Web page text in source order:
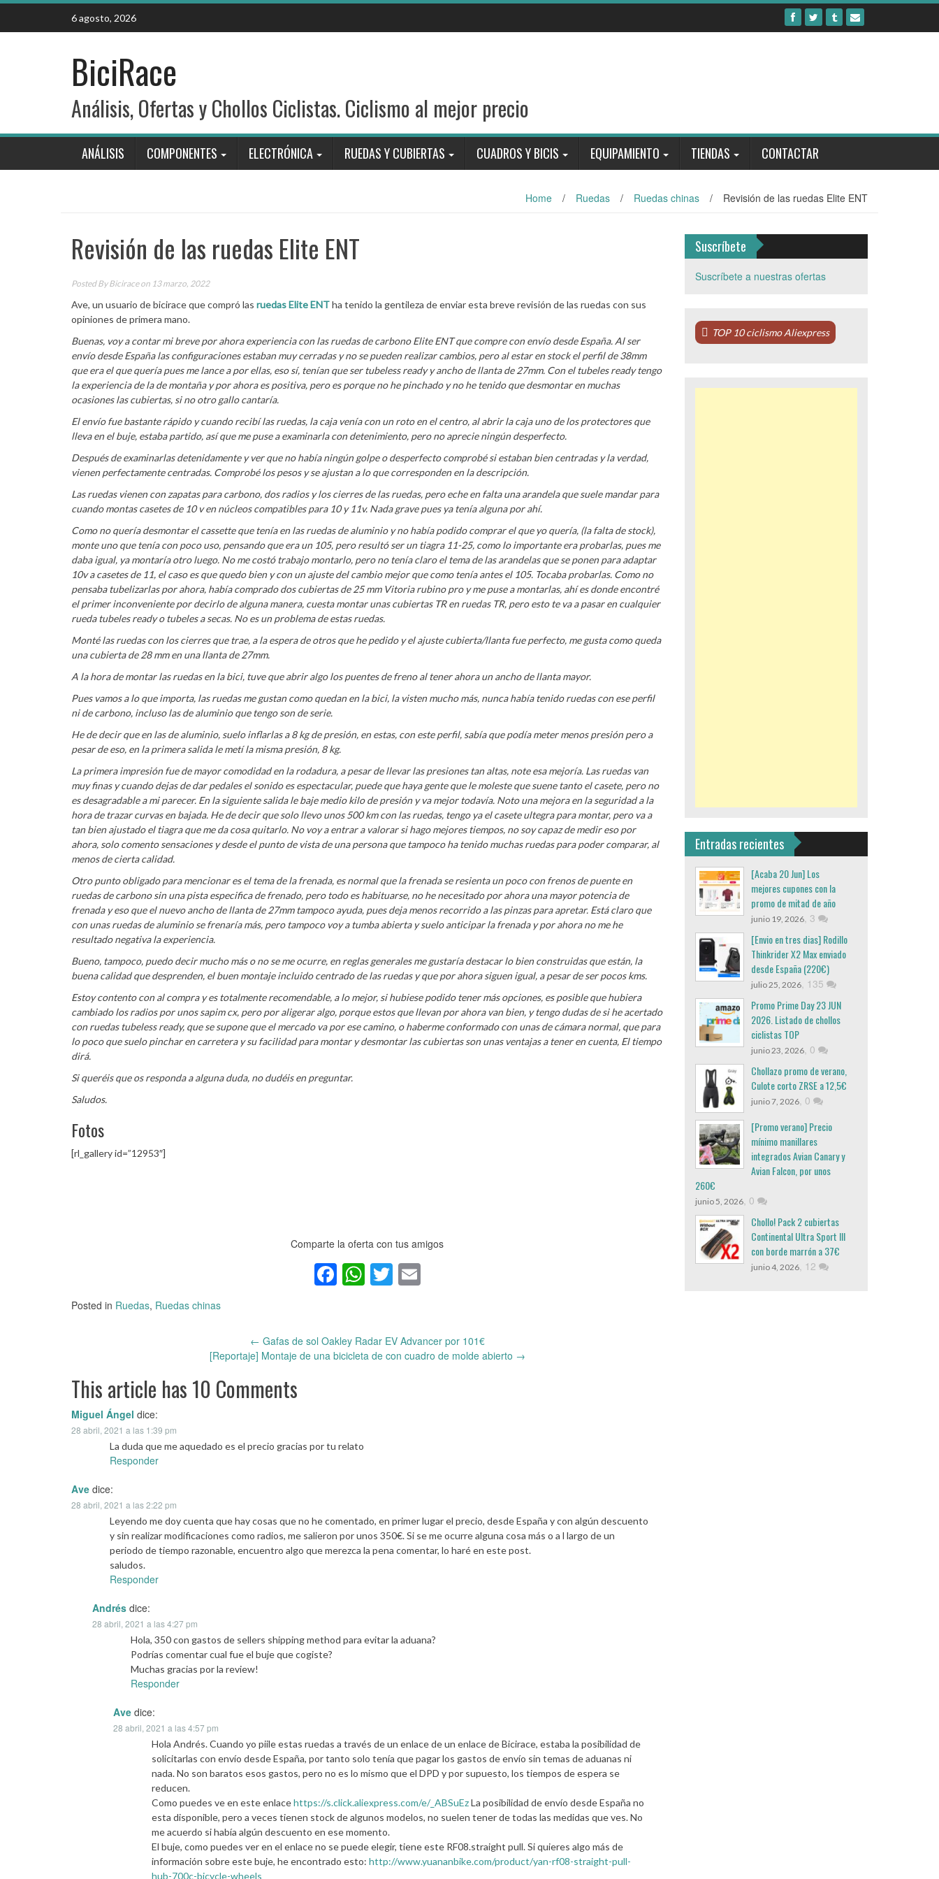
Skip
content
6 agosto, 2026
BiciRace
Análisis, Ofertas y Chollos Ciclistas. Ciclismo al mejor precio
ANÁLISIS COMPONENTES ELECTRÓNICA RUEDAS Y CUBIERTAS CUADROS Y BICIS EQUIPAMIENTO TIENDAS CONTACTAR
Home / Ruedas / Ruedas chinas / Revisión de las ruedas Elite ENT
Revisión de las ruedas Elite ENT
Posted ByBiciraceon 13 marzo, 2022
Ave, un usuario de bicirace que compró las ruedas Elite ENTha tenido la gentileza de enviar esta breve revisión de las ruedas con sus
opiniones de primera mano.
Buenas, voy a contar mi breve por ahora experiencia con las ruedas de carbono Elite ENT que compre con envío desde España. Al ser
envío desde España las configuraciones estaban muy cerradas y no se pueden realizar cambios, pero al estar en stock el perfil de 38mm
que era el que quería pues me lance a por ellas, eso sí, tenían que ser tubeless ready y ancho de llanta de 27mm. Con el tubeles ready tengo
la experiencia de la de montaña y por ahora es positiva, pero es porque no he pinchado y no he tenido que desmontar en muchas
ocasiones las cubiertas, si no otro gallo cantaría.
El envío fue bastante rápido y cuando recibí las ruedas, la caja venía con un roto en el centro, al abrir la caja uno de los protectores que
lleva en el buje, estaba partido, así que me puse a examinarla con detenimiento, pero no aprecie ningún desperfecto.
Después de examinarlas detenidamente y ver que no había ningún golpe o desperfecto comprobé si estaban bien centradas y la verdad,
vienen perfectamente centradas. Comprobé los pesos y se ajustan a lo que corresponden en la descripción.
Las ruedas vienen con zapatas para carbono, dos radios y los cierres de las ruedas, pero eche en falta una arandela que suele mandar para
cuando montas casetes de 10 v en núcleos compatibles para 10 y 11v. Nada grave pues ya tenía alguna por ahí.
Como no quería desmontar el cassette que tenía en las ruedas de aluminio y no había podido comprar el que yo quería, (la falta de stock),
monte uno que tenía con poco uso, pensando que era un 105, pero resultó ser un tiagra 11-25, como lo importante era probarlas, pues me
daba igual, ya montaría otro luego. No me costó trabajo montarlo, pero no tenía claro el tema de las arandelas que se ponen para adaptar
10v a casetes de 11, el caso es que quedo bien y con un ajuste del cambio mejor que como tenía antes el 105. Tocaba probarlas. Como no
pensaba tubelizarlas por ahora, había comprado dos cubiertas de 25 mm Vitoria rubino pro y me puse a montarlas, ahí es donde encontré
el primer inconveniente por decirlo de alguna manera, cuesta montar unas cubiertas TR en ruedas TR, pero esto te va a pasar en cualquier
rueda tubeles ready o tubeles a secas. No es un problema de estas ruedas.
Monté las ruedas con los cierres que trae, a la espera de otros que he pedido y el ajuste cubierta/llanta fue perfecto, me gusta como queda
una cubierta de 28 mm en una llanta de 27mm.
A la hora de montar las ruedas en la bici, tuve que abrir algo los puentes de freno al tener ahora un ancho de llanta mayor.
Pues vamos a lo que importa, las ruedas me gustan como quedan en la bici, la visten mucho más, nunca había tenido ruedas con ese perfil
ni de carbono, incluso las de aluminio que tengo son de serie.
He de decir que en las de aluminio, suelo inflarlas a 8 kg de presión, en estas, con este perfil, sabía que podía meter menos presión pero a
pesar de eso, en la primera salida le metí la misma presión, 8 kg.
La primera impresión fue de mayor comodidad en la rodadura, a pesar de llevar las presiones tan altas, note esa mejoría. Las ruedas van
muy finas y cuando dejas de dar pedales el sonido es espectacular, puede que haya gente que le moleste que suene tanto el casete, pero no
es desagradable a mi parecer. En la siguiente salida le baje medio kilo de presión y va mejor todavía. Noto una mejora en la seguridad a la
hora de trazar curvas en bajada. He de decir que solo llevo unos 500 km con las ruedas, tengo ya el casete ultegra para montar, pero va a
tan bien ajustado el tiagra que me da cosa quitarlo. No voy a entrar a valorar si hago mejores tiempos, no soy capaz de medir eso por
ahora, solo comento sensaciones y desde el punto de vista de una persona que tampoco ha tenido muchas ruedas para poder comparar, al
menos de cierta calidad.
Otro punto obligado para mencionar es el tema de la frenada, es normal que la frenada se resienta un poco con frenos de puente en
ruedas de carbono sin una pista especifica de frenado, pero todo es habituarse, no he necesitado por ahora una mayor potencia de
frenada y eso que el nuevo ancho de llanta de 27mm tampoco ayuda, pues deja menos recorrido a las pinzas para apretar. Está claro que
con unas ruedas de aluminio se frenaría más, pero tampoco voy a tumba abierta y suelo anticipar la frenada y por ahora no me he
resultado negativa la experiencia.
Bueno, tampoco, puedo decir mucho más o no se me ocurre, en reglas generales me gustaría destacar lo bien construidas que están, la
buena calidad que desprenden, el buen montaje incluido centrado de las ruedas y que por ahora siguen igual, a pesar de ser pocos kms.
Estoy contento con al compra y es totalmente recomendable, a lo mejor, si hubiese podido tener más opciones, es posible que hubiera
cambiado los radios por unos sapim cx, pero por aligerar algo, porque estos que llevan por ahora van bien, y tengo dudas de si he acertado
con ruedas tubeless ready, que se supone que el mercado va por ese camino, o haberme conformado con unas de cámara normal, que para
lo poco que suelo pinchar en carretera y su facilidad para montar y desmontar las cubiertas son unas ventajas a tener en cuenta, El tiempo
dirá.
Si queréis que os responda a alguna duda, no dudéis en preguntar.
Saludos.
Fotos
[rl_gallery id=”12953″]
Comparte la oferta con tus amigos
Facebook
WhatsApp
Twitter
Email
Posted in Ruedas, Ruedas chinas
navigation
← Gafas de sol Oakley Radar EV Advancer por 101€
[Reportaje] Montaje de una bicicleta de con cuadro de molde abierto →
This article has 10 Comments
Miguel Ángel dice:
28 abril, 2021 a las 1:39 pm
La duda que me aquedado es el precio gracias por tu relato
Responder
Ave dice:
28 abril, 2021 a las 2:22 pm
Leyendo me doy cuenta que hay cosas que no he comentado, en primer lugar el precio, desde España y con algún descuento
y sin realizar modificaciones como radios, me salieron por unos 350€. Si se me ocurre alguna cosa más o a l largo de un
periodo de tiempo razonable, encuentro algo que merezca la pena comentar, lo haré en este post.
saludos.
Responder
Andrés dice:
28 abril, 2021 a las 4:27 pm
Hola, 350 con gastos de sellers shipping method para evitar la aduana?
Podrías comentar cual fue el buje que cogiste?
Muchas gracias por la review!
Responder
Ave dice:
28 abril, 2021 a las 4:57 pm
Hola Andrés. Cuando yo piile estas ruedas a través de un enlace de un enlace de Bicirace, estaba la posibilidad de
solicitarlas con envío desde España, por tanto solo tenía que pagar los gastos de envío sin temas de aduanas ni
nada. No son baratos esos gastos, pero no es lo mismo que el DPD y por supuesto, los tiempos de espera se
reducen.
Como puedes ve en este enlacehttps://s.click.aliexpress.com/e/_ABSuEzLa posibilidad de envío desde España no
esta disponible, pero a veces tienen stock de algunos modelos, no suelen tener de todas las medidas que ves. No
me acuerdo si había algún descuento en ese momento.
El buje, como puedes ver en el enlace no se puede elegir, tiene este RF08.straight pull. Si quieres algo más de
información sobre este buje, he encontrado esto: http://www.yuananbike.com/product/yan-rf08-straight-pull-
hub-700c-bicycle-wheels
Suscríbete
Suscríbete a nuestras ofertas
TOP 10 ciclismo Aliexpress
Entradas recientes
[Acaba 20 Jun] Los
mejores cupones con la
promo de mitad de año
junio 19, 2026, 3
[Envio en tres dias] Rodillo
Thinkrider X2 Max enviado
desde España (220€)
julio 25, 2026, 135
Promo Prime Day 23 JUN
2026. Listado de chollos
ciclistas TOP
junio 23, 2026, 0
Chollazo promo de verano,
Culote corto ZRSE a 12,5€
junio 7, 2026, 0
[Promo verano] Precio
mínimo manillares
integrados Avian Canary y
Avian Falcon, por unos
260€
junio 5, 2026, 0
Chollo! Pack 2 cubiertas
Continental Ultra Sport III
con borde marrón a 37€
junio 4, 2026, 12